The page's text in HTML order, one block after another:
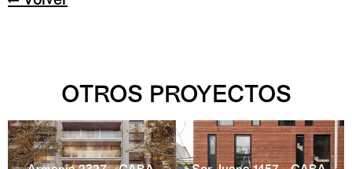
OTROS PROYECTOS